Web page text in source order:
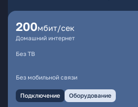
200мбит/сек
Домашний интернет
Без ТВ
Без мобильной связи
Подключение Оборудование